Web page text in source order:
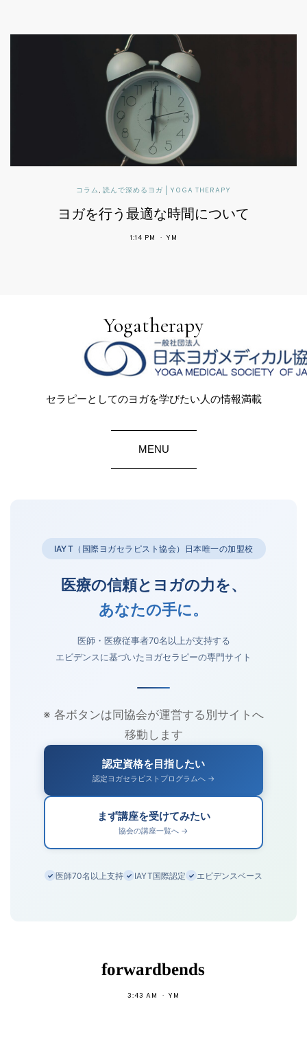
パブリックヘルスに活かすヨガセラピー
患者中心の医療で期待されるヨガ
4:34 PM
Yogatherapy
セラピーとしてのヨガを学びたい人の情報満載
MENU
IAYT（国際ヨガセラピスト協会）日本唯一の加盟校
医療の信頼とヨガの力を、
あなたの手に。
医師・医療従事者70名以上が支持する
エビデンスに基づいたヨガセラピーの専門サイト
※ 各ボタンは同協会が運営する別サイトへ
移動します
認定資格を目指したい
認定ヨガセラピストプログラムへ →
まず講座を受けてみたい
協会の講座一覧へ →
✓ 医師70名以上支持 ✓ IAYT国際認定 ✓ エビデンスベース
forwardbends
3:43 AM YM